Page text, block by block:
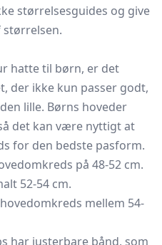
størrelsesguides og give
hatte til børn, er det
der ikke kun passer godt,
lille. Børns hoveder
det kan være nyttigt at
for den bedste pasform.
på 48-52 cm.
52-54 cm.
mellem 54-
har justerbare bånd, som